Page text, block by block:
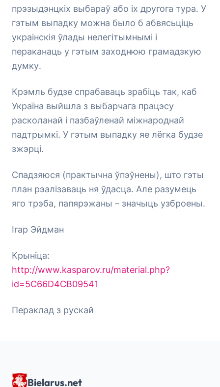
прэзыдэнцкіх выбараў або іх другога тура. У
гэтым выпадку можна было б абвясьціць
украінскія ўлады нелегітымнымі і
пераканаць у гэтым заходнюю грамадзкую
думку.
Крэмль будзе спрабаваць зрабіць так, каб
Україна выйшла з выбарчага працэсу
расколанай і пазбаўленай міжнароднай
падтрымкі. У гэтым выпадку яе лёгка будзе
зжэрці.
Спадзяюся (практычна ўпэўнены), што гэты
план рэалізаваць ня ўдасца. Але разумець
яго трэба, папярэжаны – значыць узброены.
Ігар Эйдман
Крыніца:
http://www.kasparov.ru/material.php?
id=5C66D4CB09541
Пераклад з рускай
Bielarus.net